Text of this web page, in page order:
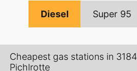
Diesel Super 95
Cheapest gas stations in 3184
Pichlrotte